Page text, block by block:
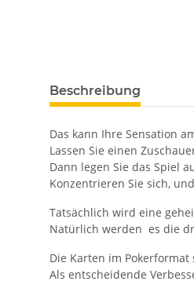
Beschreibung
Das kann Ihre Sensation
Lassen Sie einen
Dann legen Sie das Spiel
Konzentrieren Sie sich,
Tatsächlich wird eine
Natürlich werden es die
Die Karten im
Als entscheidende